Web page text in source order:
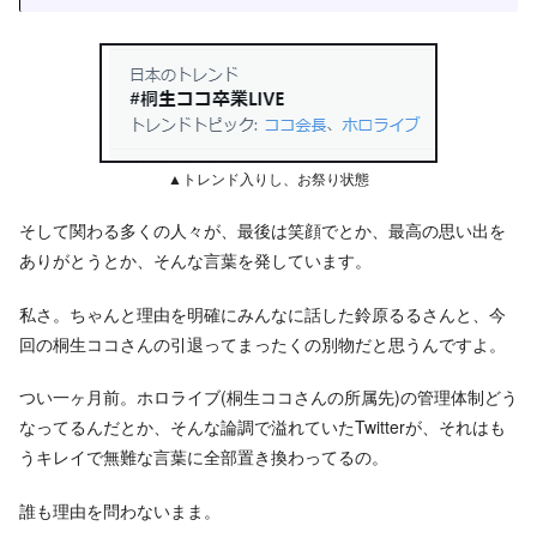
▲トレンド入りし、お祭り状態
そして関わる多くの人々が、最後は笑顔でとか、最高の思い出を
ありがとうとか、そんな言葉を発しています。
私さ。ちゃんと理由を明確にみんなに話した鈴原るるさんと、今
回の桐生ココさんの引退ってまったくの別物だと思うんですよ。
つい一ヶ月前。ホロライブ(桐生ココさんの所属先)の管理体制どう
なってるんだとか、そんな論調で溢れていたTwitterが、それはも
うキレイで無難な言葉に全部置き換わってるの。
誰も理由を問わないまま。